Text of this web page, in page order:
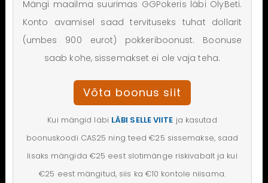
Mängi maailma suurimas GGPokeris läbi OlyBeti.
Konto avamisel saad tervituseks tuhat dollarit
(umbes 900 eurot) pokkeriboonust. Boonuse
saab kohe, sissemakset ei ole vaja teha.
Võta boonus siit
Kui mängid läbi LÄBI SELLE VIITE ja kasutad
boonuskoodi CAS25 ning teed €25 sissemakse, saad
lisaks mängida €25 eest slotimänge riskivabalt ja kui
€25 eest mängitud, siis ka €10 kontole niisama.